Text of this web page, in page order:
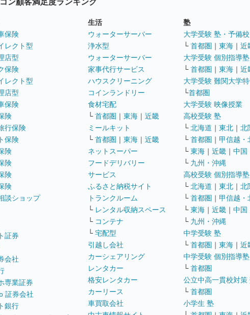
保険
レクト型
店型
保険
レクト型
店型
保険
険
行保険
保険
険
険
険
険
談ショップ
証券
会社
専業証券
証券会社
銀行
生活
ウォーターサーバー
浄水型
ウォーターサーバー
家事代行サービス
ハウスクリーニング
コインランドリー
食材宅配
└ 首都圏 ｜ 東海 ｜ 近畿
ミールキット
└ 首都圏 ｜ 東海 ｜ 近畿
ネットスーパー
フードデリバリー
サービス
ふるさと納税サイト
トランクルーム
└ レンタル収納スペース
└ コンテナ
└ 宅配型
引越し会社
カーシェアリング
レンタカー
格安レンタカー
カーリース
車買取会社
塾
大学受験 塾・予備
└ 首都圏 ｜ 東海 ｜ 近
大学受験 個別指導
└ 首都圏 ｜ 東海 ｜ 近
大学受験 難関大学
└首都圏
大学受験 映像授業
高校受験 塾
└ 北海道 ｜ 東北 ｜ 北
└ 首都圏 ｜ 甲信越・
└ 東海 ｜ 近畿 ｜ 中国
└ 九州・沖縄
高校受験 個別指導塾
└ 北海道 ｜ 東北 ｜ 北
└ 首都圏 ｜ 甲信越・
└ 東海 ｜ 近畿 ｜ 中国
└ 九州・沖縄
中学受験 塾
└ 首都圏 ｜ 東海 ｜ 近
中学受験 個別指導塾
└ 首都圏
公立中高一貫校対策
└ 首都圏
小学生 塾